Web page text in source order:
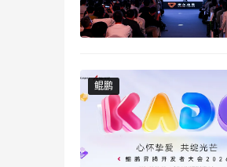
鲲鹏
鲲鹏